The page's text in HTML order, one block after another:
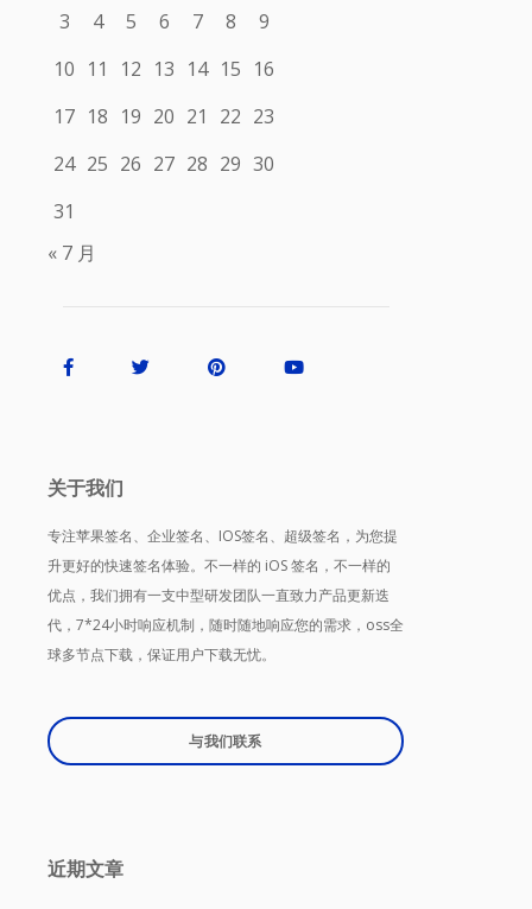
3
4 5 6 7 8
9
10 11 12 13 14 15 16
17 18 19 20 21 22 23
24 25 26 27 28 29 30
31
« 7 月
关于我们
专注苹果签名、企业签名、IOS签名、超级签名，为您提
升更好的快速签名体验。不一样的 iOS 签名，不一样的
优点，我们拥有一支中型研发团队一直致力产品更新迭
代，7*24小时响应机制，随时随地响应您的需求，oss全
球多节点下载，保证用户下载无忧。
与我们联系
近期文章